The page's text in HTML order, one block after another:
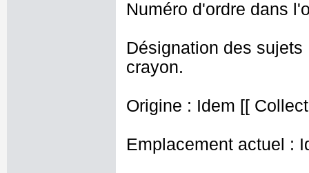
Numéro d'ordre dans
Désignation des
crayon.
Origine : Idem [[
Emplacement actuel :